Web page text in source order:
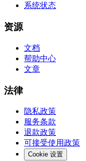
系统状态
资源
文档
帮助中心
文章
法律
隐私政策
服务条款
退款政策
可接受使用政策
Cookie 设置